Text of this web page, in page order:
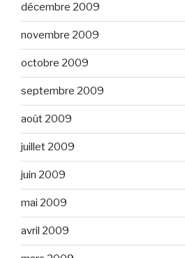
décembre 2009
novembre 2009
octobre 2009
septembre 2009
août 2009
juillet 2009
juin 2009
mai 2009
avril 2009